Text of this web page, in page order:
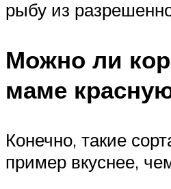
рыбу из
Можно ли
маме
Конечно, такие
пример вкуснее,